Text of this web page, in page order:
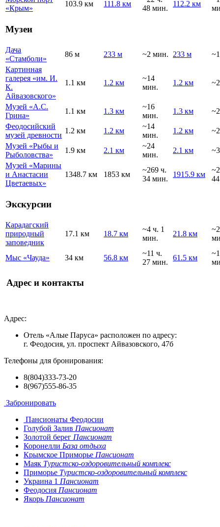
«Крым»
103.9 км 111.8 км
48 мин.
112.2 км
Музеи
Дача
«Стамболи»
86 м 233 м ~2 мин. 233 м
Картинная
галерея «им. И.
К.
Айвазовского»
1.1 км 1.2 км
~14
мин.
1.2 км
Музей «А.С.
Грина»
1.1 км 1.3 км
~16
мин.
1.3 км
Феодосийский
музей древности
1.2 км 1.2 км
~14
мин.
1.2 км
Музей «Рыбы и
Рыболовства»
1.9 км 2.1 км
~24
мин.
2.1 км
Музей «Марины
и Анастасии
Цветаевых»
1348.7 км 1853 км
~269 ч.
34 мин.
1915.9 км
Экскурсии
Карадагский
природный
заповедник
17.1 км 18.7 км
~4 ч. 1
мин.
21.8 км
Мыс «Чауда» 34 км 56.8 км
~11 ч.
27 мин.
61.5 км
Адрес и контакты
Адрес:
Отель «Алые Паруса» расположен по адресу:
г. Феодосия, ул. проспект Айвазовского, 47б
Телефоны для бронирования:
8(804)333-73-20
8(967)555-86-35
Забронировать
Пансионаты Феодосии
Голубой Залив Пансионат
Золотой берег Пансионат
Коронелли База отдыха
Крымское Приморье Пансионат
Маяк Туристско-оздоровительный комплекс
Приморье Туристско-оздоровительный комплекс
Украина 1 Пансионат
Феодосия Пансионат
Якорь Пансионат